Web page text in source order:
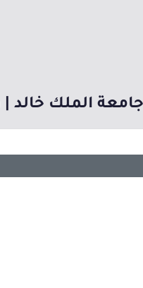
جامعة الملك خالد |